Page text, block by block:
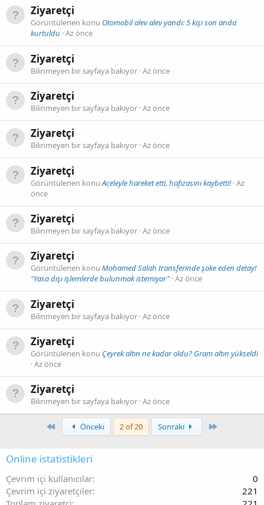
Ziyaretçi
Görüntülenen konu Otomobil alev alev yandı: 5 kişi son anda
kurtuldu Az önce
Ziyaretçi
Bilinmeyen bir sayfaya bakıyor Az önce
Ziyaretçi
Bilinmeyen bir sayfaya bakıyor Az önce
Ziyaretçi
Bilinmeyen bir sayfaya bakıyor Az önce
Ziyaretçi
Görüntülenen konuAceleyle hareket etti, hafızasını kaybetti! Az
önce
Ziyaretçi
Bilinmeyen bir sayfaya bakıyor Az önce
Ziyaretçi
Görüntülenen konu Mohamed Salah transferinde şoke eden detay!
"Yasa dışı işlemlerde bulunmak istemiyor" Az önce
Ziyaretçi
Bilinmeyen bir sayfaya bakıyor Az önce
Ziyaretçi
Görüntülenen konu Çeyrek altın ne kadar oldu? Gram altın yükseldi
Az önce
Ziyaretçi
Bilinmeyen bir sayfaya bakıyor Az önce
First Önceki 2 of 20 Sonraki
Online istatistikleri
Çevrim içi kullanıcılar
0
Çevrim içi ziyaretçiler
221